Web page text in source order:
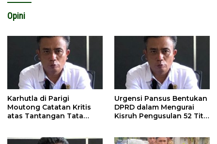
Opini
Karhutla di Parigi
Moutong Catatan Kritis
atas Tantangan Tata
Urgensi Pansus Bentukan
DPRD dalam Mengurai
Kisruh Pengusulan 52 Titik